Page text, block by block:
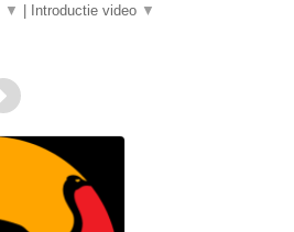
▼ Introductie video ▼